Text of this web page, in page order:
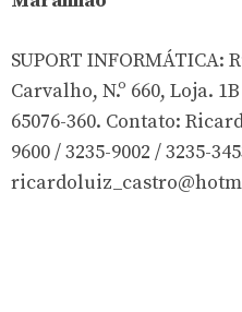
SUPORT INFORMÁTICA:
Carvalho, N.º 660, Loja.
65076-360. Contato:
9600 / 3235-9002 / 3235-